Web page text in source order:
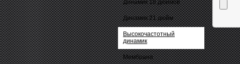
Динамик 18 дюймов
Динамик 21 дюйм
Высокочастотный
динамик
Мембрана